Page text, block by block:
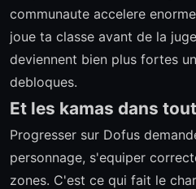
communaute accelere
joue ta classe avant de la
deviennent bien plus fortes
debloques.
Et les kamas dans
Progresser sur Dofus
personnage, s'equiper
zones. C'est ce qui fait le